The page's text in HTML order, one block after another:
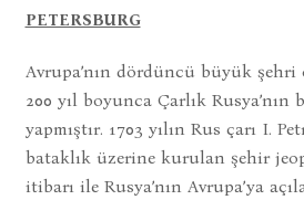
PETERSBURG
Avrupa’nın dördüncü büyük şehri
200 yıl boyunca Çarlık Rusya’nın
yapmıştır. 1703 yılın Rus çarı I.
bataklık üzerine kurulan şehir
itibarı ile Rusya’nın Avrupa’ya